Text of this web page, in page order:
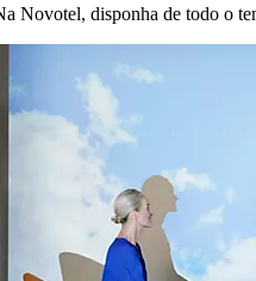
Novotel, disponha de todo o